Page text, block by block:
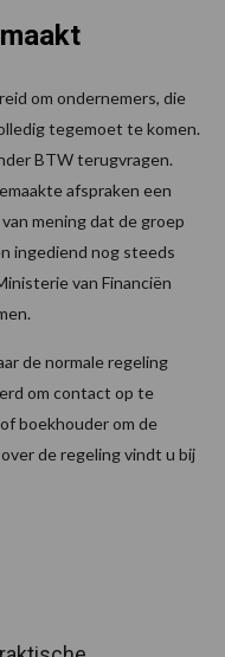
om ondernemers, die
tegemoet te komen.
BTW terugvragen.
afspraken een
mening dat de groep
ingediend nog steeds
van Financiën
de normale regeling
om contact op te
boekhouder om de
de regeling vindt u bij